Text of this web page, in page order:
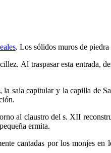
. Los sólidos muros de
Al traspasar esta entrada,
sala capitular y la capilla de
al claustro del s. XII
ermita.
cantadas por los monjes